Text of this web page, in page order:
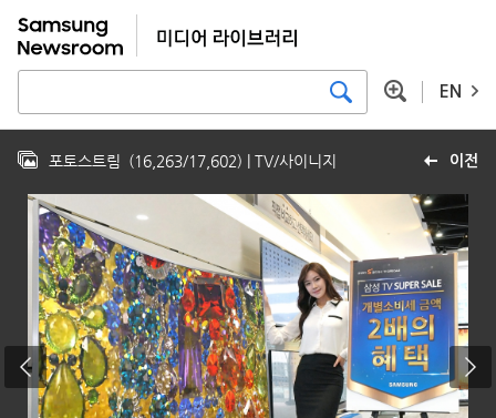
EN
이전
포토스트림 (16,263/17,602) | TV/사이니지